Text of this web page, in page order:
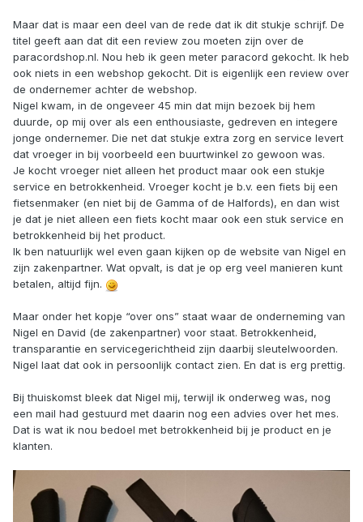
Maar dat is maar een deel van de rede dat ik dit stukje schrijf. De
titel geeft aan dat dit een review zou moeten zijn over de
paracordshop.nl. Nou heb ik geen meter paracord gekocht. Ik heb
ook niets in een webshop gekocht. Dit is eigenlijk een review over
de ondernemer achter de webshop.
Nigel kwam, in de ongeveer 45 min dat mijn bezoek bij hem
duurde, op mij over als een enthousiaste, gedreven en integere
jonge ondernemer. Die net dat stukje extra zorg en service levert
dat vroeger in bij voorbeeld een buurtwinkel zo gewoon was.
Je kocht vroeger niet alleen het product maar ook een stukje
service en betrokkenheid. Vroeger kocht je b.v. een fiets bij een
fietsenmaker (en niet bij de Gamma of de Halfords), en dan wist
je dat je niet alleen een fiets kocht maar ook een stuk service en
betrokkenheid bij het product.
Ik ben natuurlijk wel even gaan kijken op de website van Nigel en
zijn zakenpartner. Wat opvalt, is dat je op erg veel manieren kunt
betalen, altijd fijn.
Maar onder het kopje “over ons” staat waar de onderneming van
Nigel en David (de zakenpartner) voor staat. Betrokkenheid,
transparantie en servicegerichtheid zijn daarbij sleutelwoorden.
Nigel laat dat ook in persoonlijk contact zien. En dat is erg prettig.
Bij thuiskomst bleek dat Nigel mij, terwijl ik onderweg was, nog
een mail had gestuurd met daarin nog een advies over het mes.
Dat is wat ik nou bedoel met betrokkenheid bij je product en je
klanten.